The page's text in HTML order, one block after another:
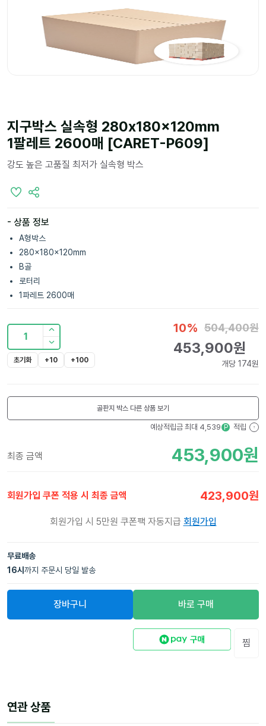
지구박스 실속형 280x180x120mm
1팔레트 2600매 [CARET-P609]
강도 높은 고품질 최저가 실속형 박스
- 상품 정보
A형박스
280x180x120mm
B골
로터리
1파레트 2600매
1
초기화 +10 +100
10% 504,400원
453,900원
개당 174원
골판지 박스 다른 상품 보기
예상적립금 최대 4,539 P 적립 ?
최종 금액 453,900원
회원가입 쿠폰 적용 시 최종 금액 423,900원
회원가입 시 5만원 쿠폰팩 자동지급 회원가입
무료배송
16시 까지 주문시 당일 발송
장바구니 바로 구매
찜
연관 상품